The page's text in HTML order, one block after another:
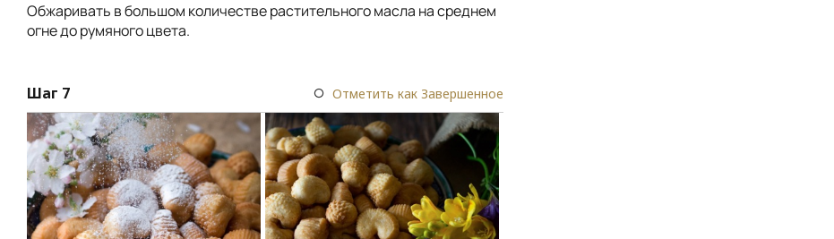
Обжаривать в большом количестве растительного масла на среднем
огне до румяного цвета.
Шаг 7 Отметить как Завершенное